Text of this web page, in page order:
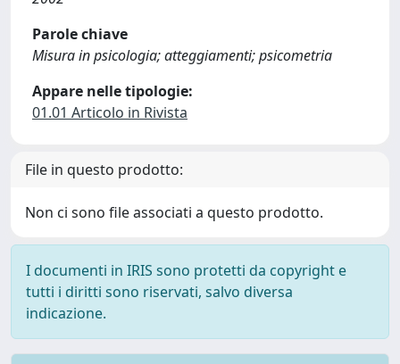
Parole chiave
Misura in psicologia; atteggiamenti; psicometria
Appare nelle tipologie:
01.01 Articolo in Rivista
File in questo prodotto:
Non ci sono file associati a questo prodotto.
I documenti in IRIS sono protetti da copyright e
tutti i diritti sono riservati, salvo diversa
indicazione.